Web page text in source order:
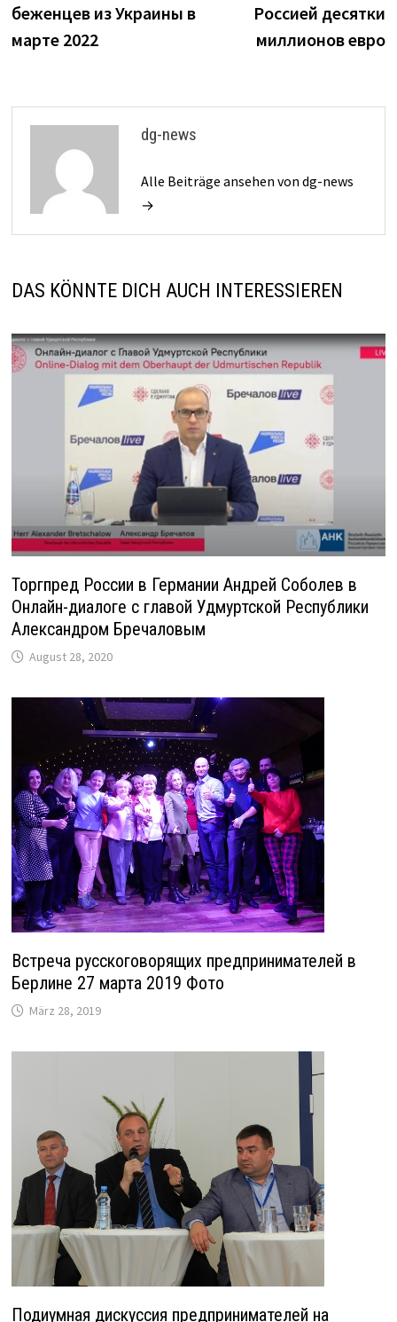
беженцев из Украины в
марте 2022
Россией десятки
миллионов евро
dg-news
Alle Beiträge ansehen von dg-news
→
DAS KÖNNTE DICH AUCH INTERESSIEREN
Торгпред России в Германии Андрей Соболев в
Онлайн-диалоге c главой Удмуртской Республики
Александром Бречаловым
August 28, 2020
Встреча русскоговорящих предпринимателей в
Берлине 27 марта 2019 Фото
März 28, 2019
Подиумная дискуссия предпринимателей на